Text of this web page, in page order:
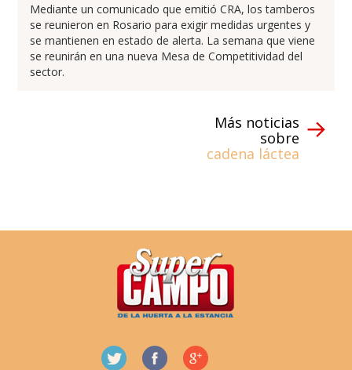
Mediante un comunicado que emitió CRA, los tamberos
se reunieron en Rosario para exigir medidas urgentes y
se mantienen en estado de alerta. La semana que viene
se reunirán en una nueva Mesa de Competitividad del
sector.
Más noticias
sobre
cadena láctea